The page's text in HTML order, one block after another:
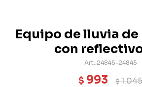
Equipo de lluvia de
con
24845-24845
$ 993 $1.045